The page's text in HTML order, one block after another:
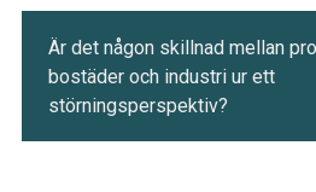
Är det någon skillnad mellan
bostäder och industri ur ett
störningsperspektiv?